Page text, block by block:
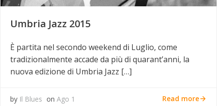
Umbria Jazz 2015
È partita nel secondo weekend di Luglio, come
tradizionalmente accade da più di quarant’anni, la
nuova edizione di Umbria Jazz […]
by Il Blues on Ago 1 Read more